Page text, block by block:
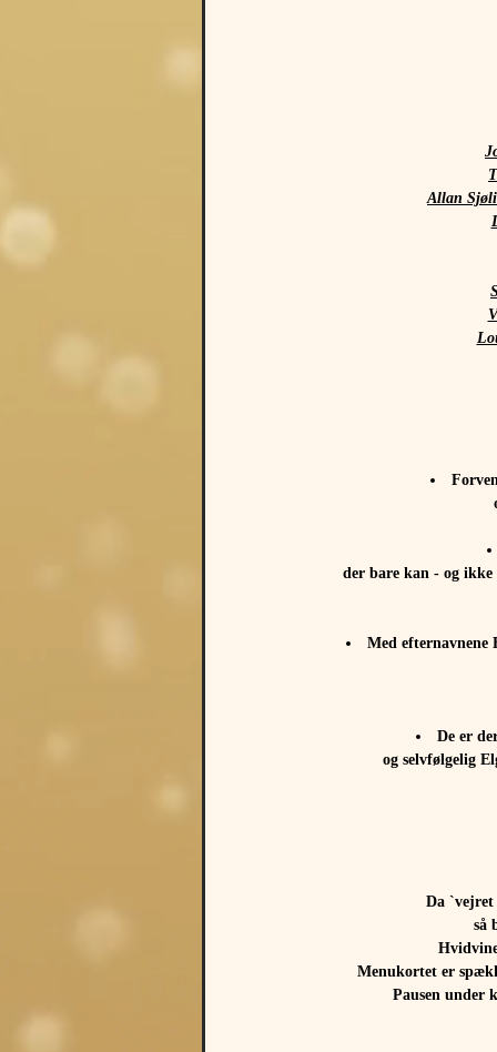
Allan
der bare kan - og
Med efternavnene
De er
og selvfølgelig
Da
så
Menukortet er
Pausen under